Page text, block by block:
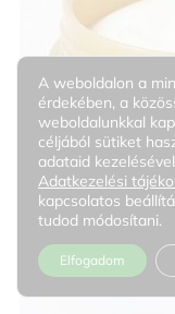
A weboldalon a
érdekében, a
weboldalunkkal
céljából sütiket
adataid
Adatkezelési
kapcsolatos
tudod módosítani.
Elfogadom